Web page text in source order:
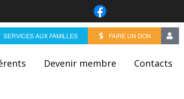
SERVICES AUX FAMILLES FAIRE UN DON
Devenir membre Contacts